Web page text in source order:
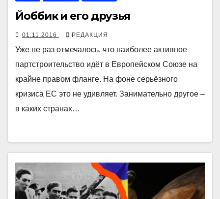
Йоббик и его друзья
01.11.2016 РЕДАКЦИЯ
Уже не раз отмечалось, что наиболее активное
партстроительство идёт в Европейском Союзе на
крайне правом фланге. На фоне серьёзного
кризиса ЕС это не удивляет. Занимательно другое –
в каких странах…